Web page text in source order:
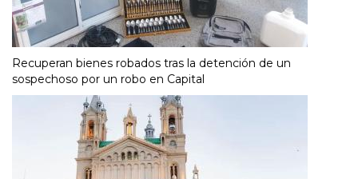
Recuperan bienes robados tras la detención de un
sospechoso por un robo en Capital